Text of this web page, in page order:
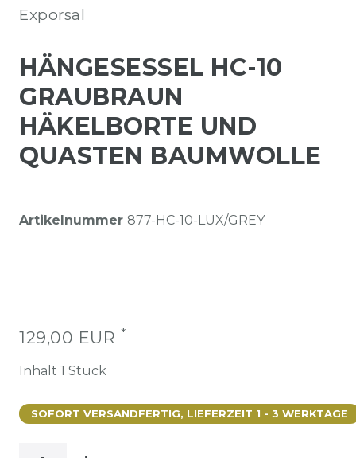
Exporsal
HÄNGESESSEL HC-10
GRAUBRAUN
HÄKELBORTE UND
QUASTEN BAUMWOLLE
Artikelnummer 877-HC-10-LUX/GREY
129,00 EUR *
Inhalt 1 Stück
SOFORT VERSANDFERTIG, LIEFERZEIT 1 - 3 WERKTAGE